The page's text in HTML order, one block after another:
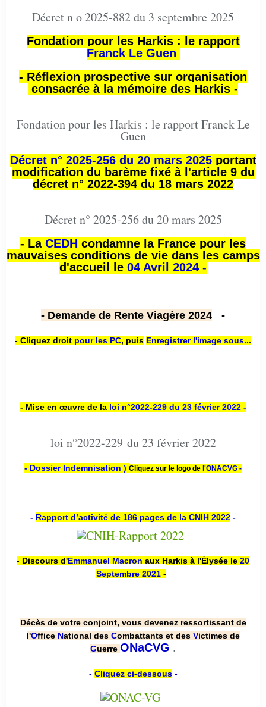
Décret n o 2025-882 du 3 septembre 2025
Fondation pour les Harkis : le rapport
Franck Le Guen
- Réflexion prospective sur organisation
consacrée à la mémoire des Harkis -
Fondation pour les Harkis : le rapport Franck Le
Guen
Décret n° 2025-256 du 20 mars 2025portant
modification du barème fixé à l'article 9 du
décret n° 2022-394 du 18 mars 2022
Décret n° 2025-256 du 20 mars 2025
- La CEDH condamne la France pour les
mauvaises conditions de vie dans les camps
d'accueil le 04 Avril 2024 -
- Demande de Rente Viagère 2024 -
- Cliquez droit pour les PC, puis Enregistrer l'image sous...
- Mise en œuvre de la loi n°2022-229 du 23 février 2022 -
loi n°2022-229 du 23 février 2022
- Dossier Indemnisation ) Cliquez sur le logo de l'ONACVG -
- Rapport d’activité de 186 pages de la CNIH 2022 -
- Discours d'Emmanuel Macron aux Harkis à l'Élysée le 20
Septembre 2021 -
Décès de votre conjoint, vous devenez ressortissant de
l'Office National des Combattants et des Victimes de
Guerre ONaCVG .
- Cliquez ci-dessous-